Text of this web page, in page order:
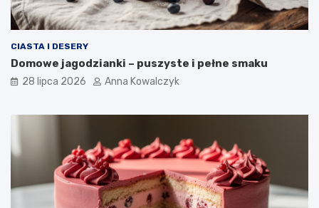
CIASTA I DESERY
Domowe jagodzianki – puszyste i pełne smaku
28 lipca 2026 Anna Kowalczyk